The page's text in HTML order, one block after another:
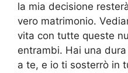
la mia decisione
vero matrimonio.
vita con tutte queste
entrambi. Hai una
a te, e io ti sosterrò in